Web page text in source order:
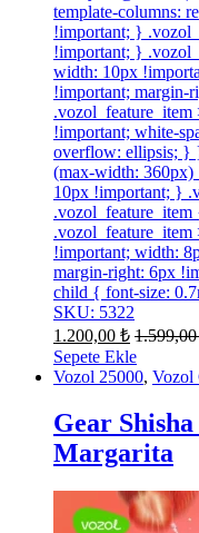
template-columns:
!important; }
!important; }
width: 10px
!important; margin-
!important; white-
overflow: ellipsis; }
(max-width: 360px)
10px !important; }
!important; width:
margin-right: 6px
child { font-size:
SKU: 5322
1.200,00 ₺
Sepete Ekle
Vozol 25000, Vozol
Gear
Margarita